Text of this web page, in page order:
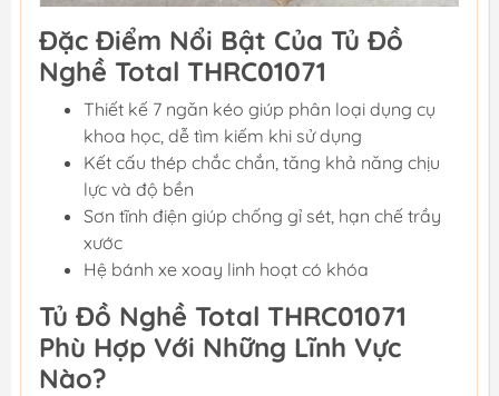
Đặc Điểm Nổi Bật Của Tủ Đồ
Nghề Total THRC01071
Thiết kế 7 ngăn kéo giúp phân loại dụng cụ
khoa học, dễ tìm kiếm khi sử dụng
Kết cấu thép chắc chắn, tăng khả năng chịu
lực và độ bền
Sơn tĩnh điện giúp chống gỉ sét, hạn chế trầy
xước
Hệ bánh xe xoay linh hoạt có khóa
Tủ Đồ Nghề Total THRC01071
Phù Hợp Với Những Lĩnh Vực
Nào?